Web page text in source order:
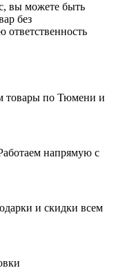
вы можете быть
без
товары по Тюмени и
напрямую с
и скидки всем